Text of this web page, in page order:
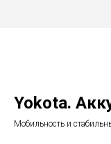
Yokota.
Мобильность и